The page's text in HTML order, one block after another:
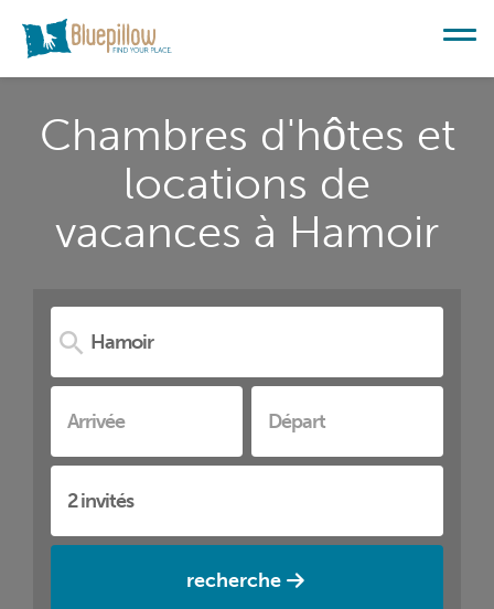
Chambres d'hôtes et
locations de
vacances à Hamoir
recherche